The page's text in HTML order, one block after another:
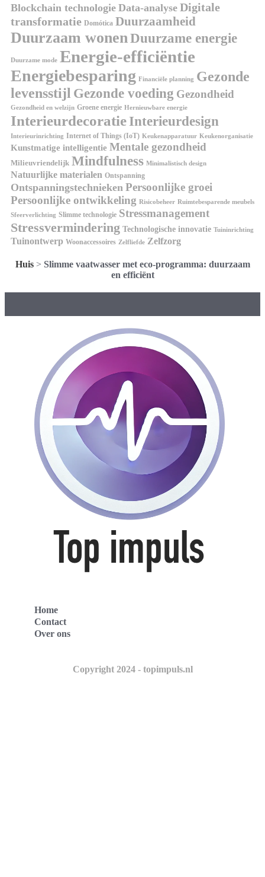
Blockchain technologie Data-analyse Digitale
transformatie Domótica Duurzaamheid
Duurzaam wonenDuurzame energie
Duurzame mode Energie-efficiëntie
Energiebesparing Financiële planning Gezonde
levensstijl Gezonde voeding Gezondheid
Gezondheid en welzijn Groene energie Hernieuwbare energie
InterieurdecoratieInterieurdesign
Interieurinrichting Internet of Things (IoT) Keukenapparatuur Keukenorganisatie
Kunstmatige intelligentie Mentale gezondheid
Milieuvriendelijk Mindfulness Minimalistisch design
Natuurlijke materialen Ontspanning
Ontspanningstechnieken Persoonlijke groei
Persoonlijke ontwikkeling Risicobeheer Ruimtebesparende meubels
Sfeerverlichting Slimme technologie Stressmanagement
Stressvermindering Technologische innovatie Tuininrichting
Tuinontwerp Woonaccessoires Zelfliefde Zelfzorg
Huis> Slimme vaatwasser met eco-programma: duurzaam
en efficiënt
Home
Contact
Over ons
Copyright 2024 - topimpuls.nl